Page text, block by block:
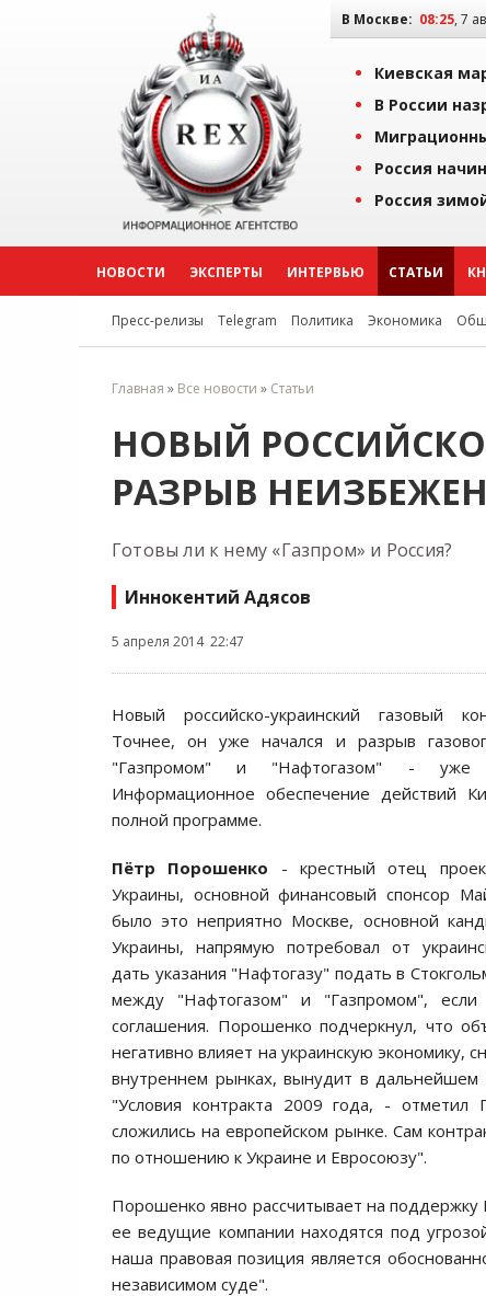
В Москве: 08:25, 7
Киевская
В России
Россия
Россия
НОВОСТИ ЭКСПЕРТЫ ИНТЕРВЬЮ СТАТЬИ
Пресс-релизы Telegram Политика Экономика
Главная » Все новости » Статьи
НОВЫЙ
РАЗРЫВ НЕИЗБЕЖЕН
Готовы ли к нему «Газпром» и Россия?
Иннокентий Адясов
5 апреля 2014 22:47
Новый российско-украинский газовый
Точнее, он уже начался и разрыв
"Газпромом" и "Нафтогазом" - уже
Информационное обеспечение действий
полной программе.
Пётр Порошенко - крестный отец
Украины, основной финансовый спонсор
было это неприятно Москве, основной
Украины, напрямую потребовал от
дать указания "Нафтогазу" подать в
между "Нафтогазом" и "Газпромом", если
соглашения. Порошенко подчеркнул, что
негативно влияет на украинскую экономику,
внутреннем рынках, вынудит в дальнейшем
"Условия контракта 2009 года, -
сложились на европейском рынке. Сам
по отношению к Украине и Евросоюзу".
Порошенко явно рассчитывает на
ее ведущие компании находятся под
наша правовая позиция является
независимом суде".